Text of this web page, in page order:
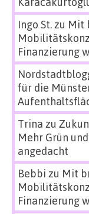
Ingo St.zu Mit
Finanzierung
für die
Trina zu
Mehr Grün
angedacht
Bebbi zu Mit
Finanzierung